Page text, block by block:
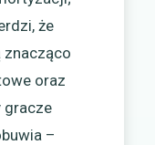
że
znacząco
oraz
gracze
–